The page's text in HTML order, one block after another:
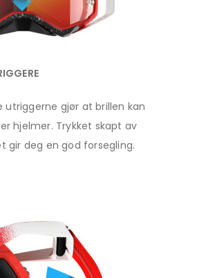
utriggerne gjør at brillen kan
hjelmer. Trykket skapt av
gir deg en god forsegling.